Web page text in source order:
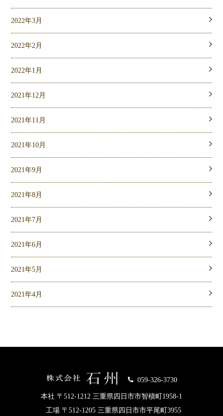
2022年3月
2022年2月
2022年1月
2021年12月
2021年11月
2021年10月
2021年9月
2021年8月
2021年7月
2021年6月
2021年5月
2021年4月
059-326-3730
本社 〒512-1212 三重県四日市市智積町1958-1
工場 〒512-1205 三重県四日市市平尾町3955